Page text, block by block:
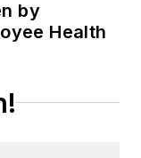
by
Health